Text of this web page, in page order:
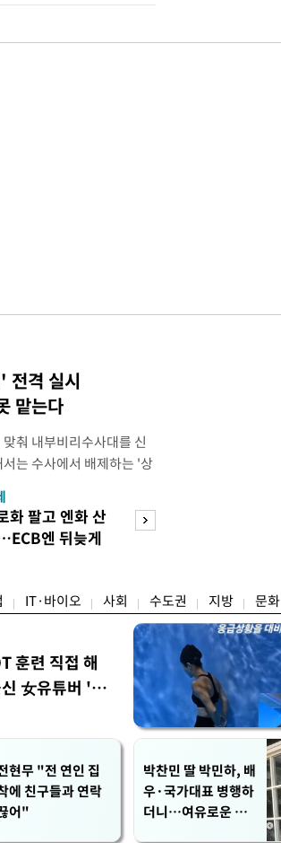
전격 실시
맡는다
춰 내부비리수사대를 신
는 수사에서 배제하는 '상
후 3시 '개정 형사소송법
를 열었다고 밝혔다. 경찰은
존 국가수사본부에서 운영
실로 이관·개편해 객관
화 팔고 엔화 산
엔 뒤늦게
IT·바이오 사회 수도권 지방 문화
훈련 직접 해
女유튜버 '완
현무 "전 연인 집
에 친구들과 연락
어"
박찬민 딸 박민하, 배
우·국가대표 병행하
더니…여유로운 근